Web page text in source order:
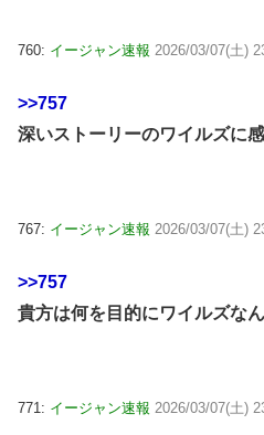
760: イージャン速報 2026/03/07(土)
>>757
深いストーリーのワイルズに
767: イージャン速報 2026/03/07(土)
>>757
貴方は何を目的にワイルズな
771: イージャン速報 2026/03/07(土)